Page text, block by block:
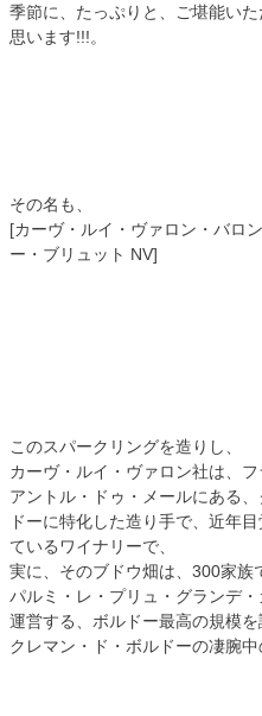
季節に、たっぷりと、ご堪能いた
思います!!!。
その名も、
[カーヴ・ルイ・ヴァロン・バロ
ー・ブリュット NV]
このスパークリングを造りし、
カーヴ・ルイ・ヴァロン社は、
アントル・ドゥ・メールにある
ドーに特化した造り手で、近年
ているワイナリーで、
実に、そのブドウ畑は、300家族
パルミ・レ・プリュ・グランデ・
運営する、ボルドー最高の規模を
クレマン・ド・ボルドーの凄腕中